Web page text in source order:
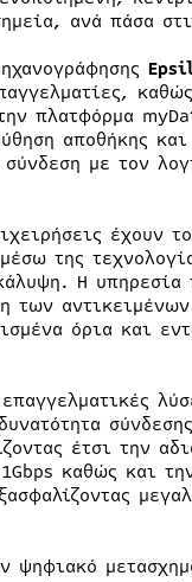
ανά πάσα
πλατφόρμα
αποθήκης
με τον
έχουν
της
Η υπηρεσία
των
όρια και
έτσι την
καθώς και
ψηφιακό